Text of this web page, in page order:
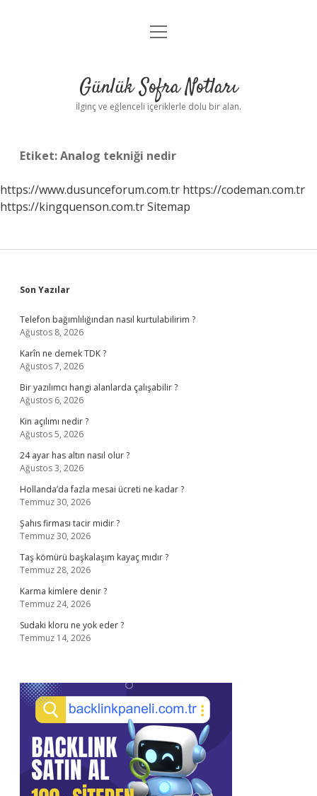
Anasayfa
Yasal Uyarı
menüyü
Günlük Sofra Notları
İlginç ve eğlenceli içeriklerle dolu bir alan.
Etiket:Analog tekniği nedir
https://www.dusunceforum.com.tr https://codeman.com.tr
https://kingquenson.com.trSitemap
Sidebar
Son Yazılar
Telefon bağımlılığından nasıl kurtulabilirim ?
Ağustos 8, 2026
Karîn ne demek TDK ?
Ağustos 7, 2026
Bir yazılımcı hangi alanlarda çalışabilir ?
Ağustos 6, 2026
Kin açılımı nedir ?
Ağustos 5, 2026
24 ayar has altın nasıl olur ?
Ağustos 3, 2026
Hollanda’da fazla mesai ücreti ne kadar ?
Temmuz 30, 2026
Şahıs firması tacir midir ?
Temmuz 30, 2026
Taş kömürü başkalaşım kayaç mıdır ?
Temmuz 28, 2026
Karma kimlere denir ?
Temmuz 24, 2026
Sudaki kloru ne yok eder ?
Temmuz 14, 2026